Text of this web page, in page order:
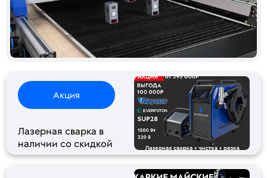
Акция
Лазерная сварка в
наличии со скидкой